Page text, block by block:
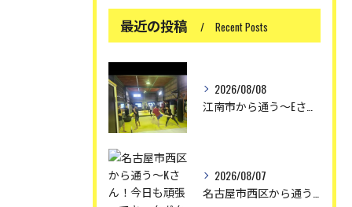
最近の投稿 Recent Posts
2026/08/08
江南市から通う〜Eさん！今日も頑張ってキックボクシング
2026/08/07
名古屋市西区から通う〜Kさん！今日も頑張ってキックボクシング...